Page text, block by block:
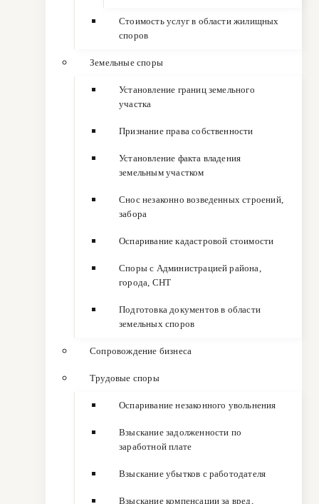
Стоимость услуг в области жилищных
споров
Земельные споры
Установление границ земельного
участка
Признание права собственности
Установление факта владения
земельным участком
Снос незаконно возведенных строений,
забора
Оспаривание кадастровой стоимости
Споры с Администрацией района,
города, СНТ
Подготовка документов в области
земельных споров
Сопровождение бизнеса
Трудовые споры
Оспаривание незаконного увольнения
Взыскание задолженности по
заработной плате
Взыскание убытков с работодателя
Взыскание компенсации за вред,